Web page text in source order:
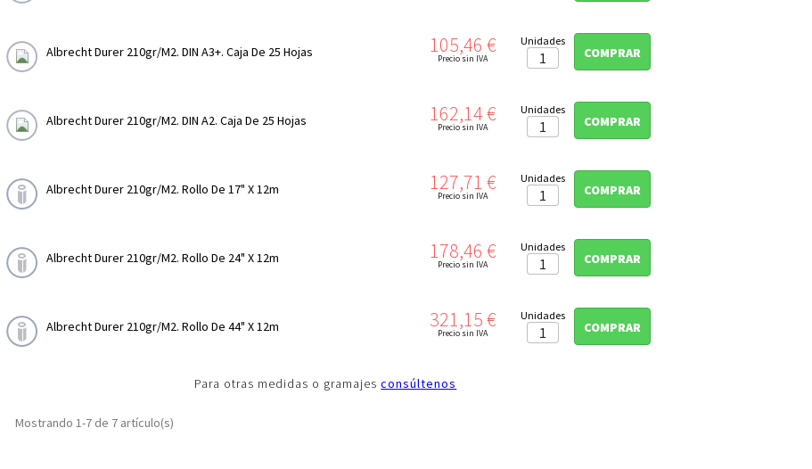
Albrecht Durer 210gr/m2. DIN A3+. Caja De 25 Hojas Precio
105,46 €
Precio sin IVA
Unidades
COMPRAR
Albrecht Durer 210gr/m2. DIN A2. Caja De 25 Hojas Precio
162,14 €
Precio sin IVA
Unidades
COMPRAR
Albrecht Durer 210gr/m2. Rollo De 17" X 12m Precio
127,71 €
Precio sin IVA
Unidades
COMPRAR
Albrecht Durer 210gr/m2. Rollo De 24" X 12m Precio
178,46 €
Precio sin IVA
Unidades
COMPRAR
Albrecht Durer 210gr/m2. Rollo De 44" X 12m Precio
321,15 €
Precio sin IVA
Unidades
COMPRAR
Para otras medidas o gramajesconsúltenos
Mostrando 1-7 de 7 artículo(s)